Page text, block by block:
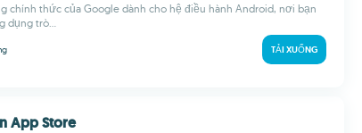
chính thức của Google dành cho hệ điều hành Android, nơi bạn
dụng trò...
TẢI XUỐNG
App Store